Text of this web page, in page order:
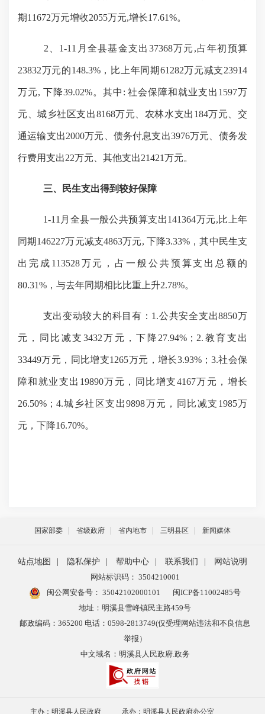
期11672万元增收2055万元,增长17.61%。
2、1-11月全县基金支出37368万元,占年初预算
23832万元的148.3%，比上年同期61282万元减支23914
万元, 下降39.02%。其中: 社会保障和就业支出1597万
元、城乡社区支出8168万元、农林水支出184万元、交
通运输支出2000万元、债务付息支出3976万元、债务发
行费用支出22万元、其他支出21421万元。
三、民生支出得到较好保障
1-11月全县一般公共预算支出141364万元,比上年
同期146227万元减支4863万元, 下降3.33%，其中民生支
出完成 113528万元，占一般公共预算支出总额的
80.31%，与去年同期相比比重上升2.78%。
支出变动较大的科目有： 1.公共安全支出8850万
元，同比减支3432万元，下降27.94%；2.教育支出
33449万元，同比增支1265万元，增长3.93%；3.社会保
障和就业支出19890万元，同比增支4167万元，增长
26.50%；4.城乡社区支出9898万元，同比减支1985万
元，下降16.70%。
国家部委 省级政府 省内地市 三明县区 新闻媒体
站点地图 隐私保护 帮助中心 联系我们
网站说明
网站标识码： 3504210001
闽公网安备号： 35042102000101
闽ICP备11002485号
地址：明溪县雪峰镇民主路459号
邮政编码：365200 电话：0598-2813749(仅受理网站违法和不良信息
举报）
中文域名：明溪县人民政府.政务
主办：明溪县人民政府 承办：明溪县人民政府办公室